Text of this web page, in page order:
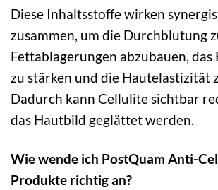
Diese Inhaltsstoffe wirken
zusammen, um die Durchblutung
Fettablagerungen abzubauen, das
zu stärken und die Hautelastizität
Dadurch kann Cellulite sichtbar
das Hautbild geglättet werden.
Wie wende ich PostQuam Anti-
Produkte richtig an?